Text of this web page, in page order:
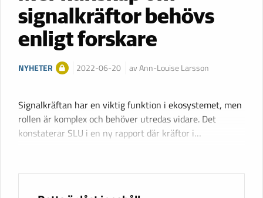
signalkräftor behövs
enligt forskare
NYHETER 2022-06-20 av Ann-Louise Larsson
Signalkräftan har en viktig funktion i ekosystemet, men
rollen är komplex och behöver utredas vidare. Det
konstaterar SLU i en ny rapport där kräftor i…